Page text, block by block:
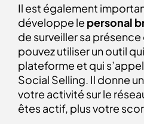
Il est également
développe le personal
de surveiller sa présence
pouvez utiliser un outil
plateforme et qui
Social Selling. Il donne
votre activité sur le
êtes actif, plus votre